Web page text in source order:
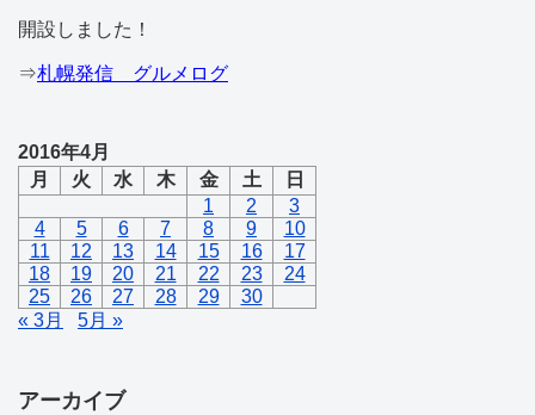
開設しました！
⇒札幌発信 グルメログ
2016年4月
月
火 水 木 金 土
日
1
2
3
4
5 6 7 8 9
10
11
12 13 14 15 16
17
18
19 20 21 22 23
24
25
26 27 28 29
30
« 3月
5月 »
アーカイブ